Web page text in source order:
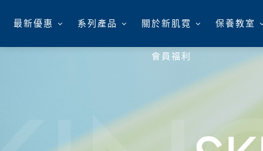
最新優惠 系列產品 關於新肌霓 保養教室
會員福利